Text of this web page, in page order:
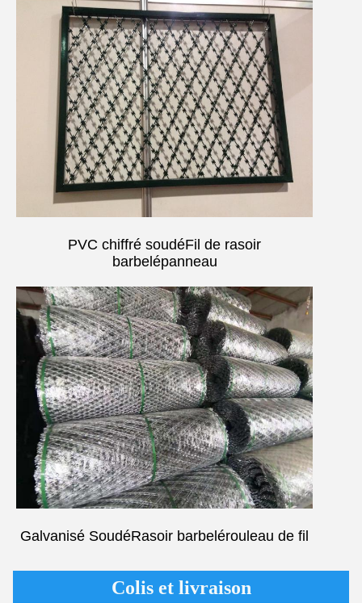
PVC chiffré soudéFil de rasoir
barbelépanneau
Galvanisé SoudéRasoir barbelérouleau de fil
Colis et livraison